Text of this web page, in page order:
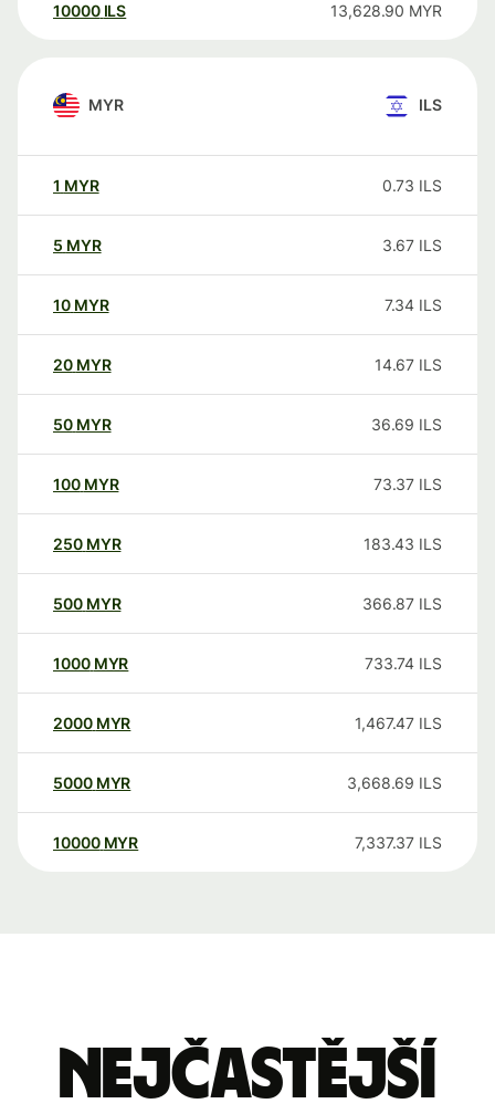
10000 ILS 13,628.90 MYR
MYR ILS
1 MYR 0.73 ILS
5 MYR 3.67 ILS
10 MYR 7.34 ILS
20 MYR 14.67 ILS
50 MYR 36.69 ILS
100 MYR 73.37 ILS
250 MYR 183.43 ILS
500 MYR 366.87 ILS
1000 MYR 733.74 ILS
2000 MYR 1,467.47 ILS
5000 MYR 3,668.69 ILS
10000 MYR 7,337.37 ILS
Nejčastější